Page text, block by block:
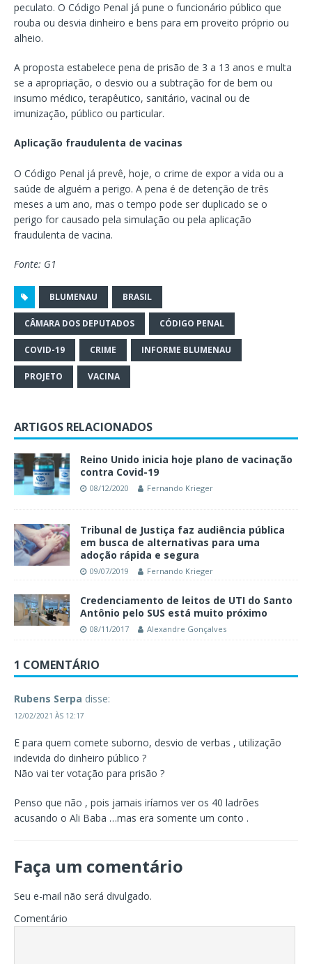
peculato. O Código Penal já pune o funcionário público que
rouba ou desvia dinheiro e bens para em proveito próprio ou
alheio.
A proposta estabelece pena de prisão de 3 a 13 anos e multa
se a apropriação, o desvio ou a subtração for de bem ou
insumo médico, terapêutico, sanitário, vacinal ou de
imunização, público ou particular.
Aplicação fraudulenta de vacinas
O Código Penal já prevê, hoje, o crime de expor a vida ou a
saúde de alguém a perigo. A pena é de detenção de três
meses a um ano, mas o tempo pode ser duplicado se o
perigo for causado pela simulação ou pela aplicação
fraudulenta de vacina.
Fonte: G1
BLUMENAU BRASIL
CÂMARA DOS DEPUTADOS CÓDIGO PENAL
COVID-19 CRIME INFORME BLUMENAU
PROJETO VACINA
ARTIGOS RELACIONADOS
Reino Unido inicia hoje plano de vacinação
contra Covid-19
08/12/2020 Fernando Krieger
Tribunal de Justiça faz audiência pública
em busca de alternativas para uma
adoção rápida e segura
09/07/2019 Fernando Krieger
Credenciamento de leitos de UTI do Santo
Antônio pelo SUS está muito próximo
08/11/2017 Alexandre Gonçalves
1 COMENTÁRIO
Rubens Serpa disse:
12/02/2021 ÀS 12:17
E para quem comete suborno, desvio de verbas , utilização
indevida do dinheiro público ?
Não vai ter votação para prisão ?
Penso que não , pois jamais iríamos ver os 40 ladrões
acusando o Ali Baba …mas era somente um conto .
Faça um comentário
Seu e-mail não será divulgado.
Comentário